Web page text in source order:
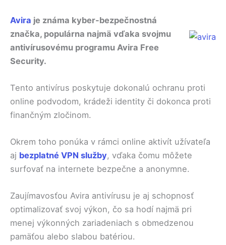
Avira je známa kyber-bezpečnostná
značka, populárna najmä vďaka svojmu
antivírusovému programu Avira Free
Security.
Tento antivírus poskytuje dokonalú ochranu proti
online podvodom, krádeži identity či dokonca proti
finančným zločinom.
Okrem toho ponúka v rámci online aktivít užívateľa
aj bezplatné VPN služby, vďaka čomu môžete
surfovať na internete bezpečne a anonymne.
Zaujímavosťou Avira antivírusu je aj schopnosť
optimalizovať svoj výkon, čo sa hodí najmä pri
menej výkonných zariadeniach s obmedzenou
pamäťou alebo slabou batériou.